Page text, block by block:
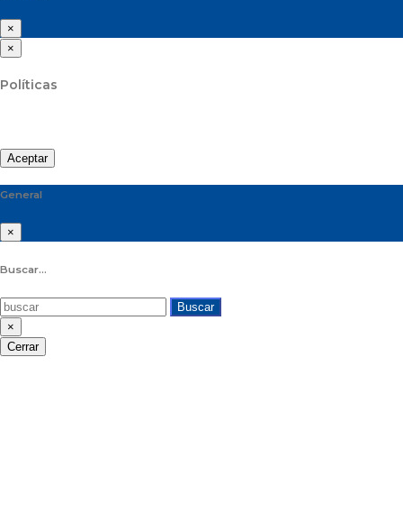
×
×
Políticas
Aceptar
General
×
Buscar...
Buscar
×
Cerrar